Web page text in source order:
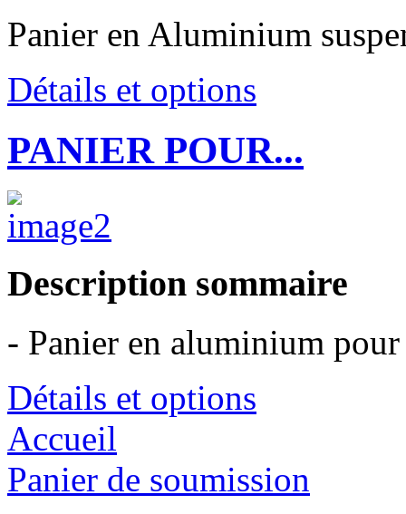
Panier en Aluminium
Détails et options
PANIER POUR...
Description sommaire
- Panier en aluminium
Détails et options
Accueil
Panier de soumission